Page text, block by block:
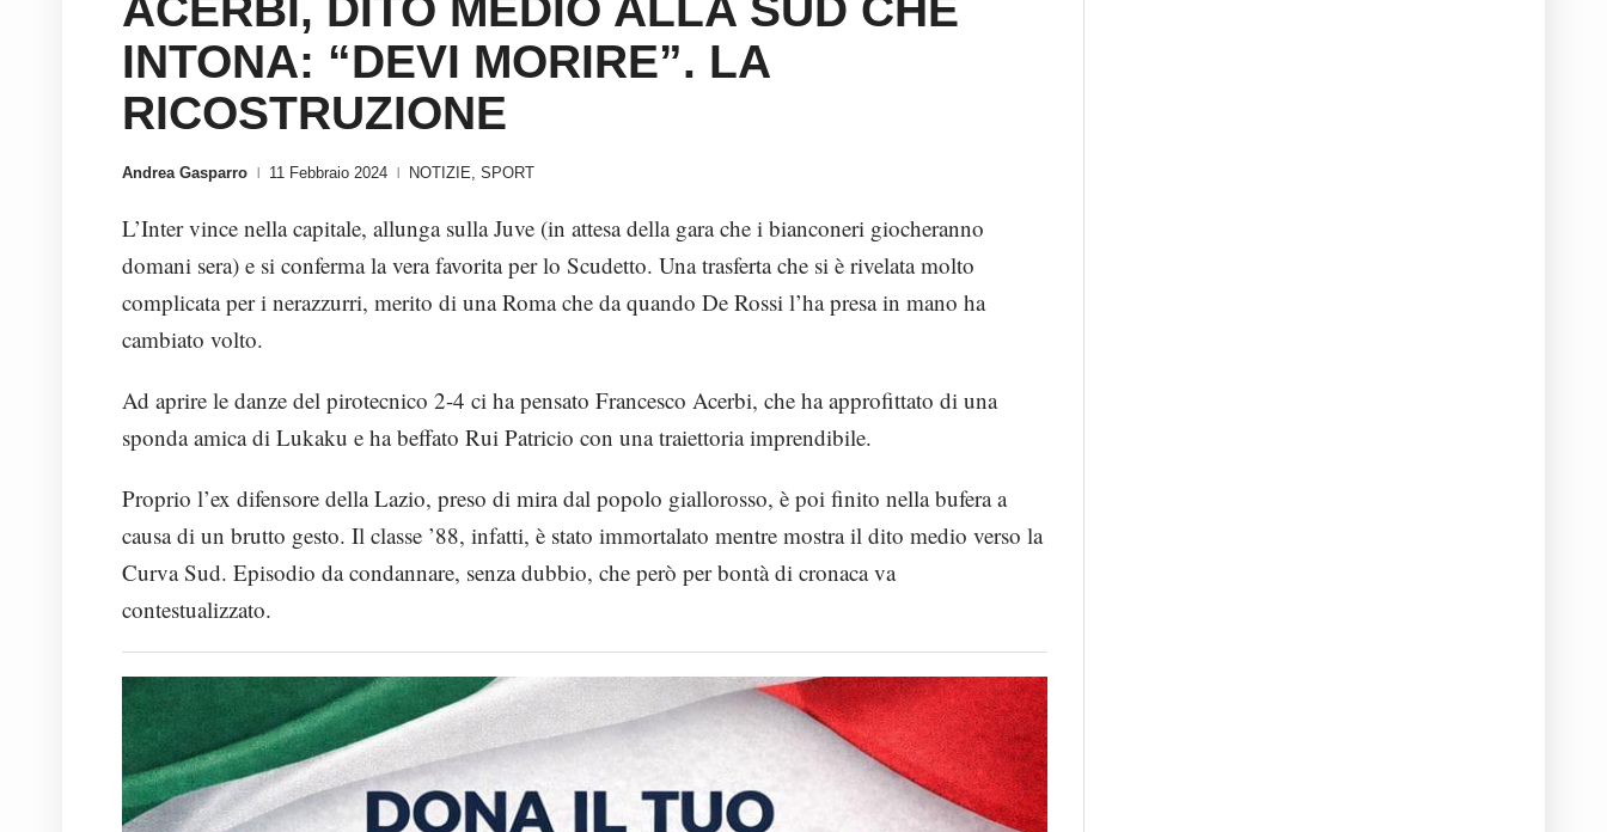
INTONA: “DEVI MORIRE”. LA
RICOSTRUZIONE
Andrea Gasparro 11 Febbraio 2024 NOTIZIE, SPORT
L’Inter vince nella capitale, allunga sulla Juve (in attesa della gara che i bianconeri giocheranno
domani sera) e si conferma la vera favorita per lo Scudetto. Una trasferta che si è rivelata molto
complicata per i nerazzurri, merito di una Roma che da quando De Rossi l’ha presa in mano ha
cambiato volto.
Ad aprire le danze del pirotecnico 2-4 ci ha pensato Francesco Acerbi, che ha approfittato di una
sponda amica di Lukaku e ha beffato Rui Patricio con una traiettoria imprendibile.
Proprio l’ex difensore della Lazio, preso di mira dal popolo giallorosso, è poi finito nella bufera a
causa di un brutto gesto. Il classe ’88, infatti, è stato immortalato mentre mostra il dito medio verso la
Curva Sud. Episodio da condannare, senza dubbio, che però per bontà di cronaca va
contestualizzato.